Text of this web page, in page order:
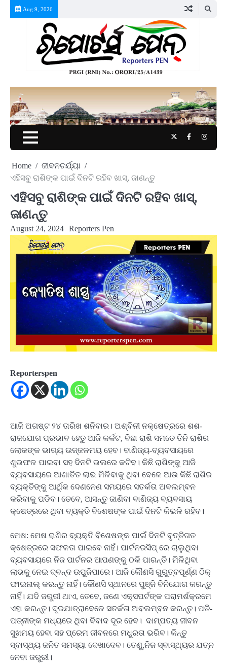
Aug 9, 2026
TwitterFacebook
Home
ଜୀବନଚର୍ଯ୍ୟା
ଏହିସବୁ ରାଶିଙ୍କ ପାଇଁ ଦିନଟି ରହିବ ଖାସ୍, ଜାଣନ୍ତୁ
ଏହିସବୁ ରାଶିଙ୍କ ପାଇଁ ଦିନଟି ରହିବ ଖାସ୍,
ଜାଣନ୍ତୁ
August 24, 2024 Reporters Pen
Reporterspen
ଆଜି ଅଗଷ୍ଟ ୨୪ ତାରିଖ ଶନିବାର। ଅଶ୍ବିନୀ ନକ୍ଷେତ୍ରରେ ଶଶ-
ରାଜଯୋଗ ପ୍ରଭାବ ହେତୁ ଆଜି କର୍କଟ, ବିଛା ରାଶି ସମତେ ତିନି ରାଶିର
ଲୋକଙ୍କ ଭାଗ୍ୟ ଉଜ୍ଜଳମୟ ହେବ। ବାଣିଜ୍ୟ-ବ୍ୟବସାୟରେ
ଶୁଭଫଳ ପାଇବା ସହ ଦିନଟି ଭଲରେ କଟିବ। କିଛି ରାଶିଙ୍କୁ ଆଜି
ବ୍ୟବସାୟରେ ଆଶାତିତ ଲାଭ ମିଳିବାକୁ ଥିବା ବେଳେ ଆଉ କିଛି ରାଶିର
ବ୍ୟକ୍ତିଙ୍କୁ ଆର୍ଥିକ ଦେଣନେଣ ସମୟରେ ସତର୍କତା ଅବଲମ୍ବନ
କରିବାକୁ ପଡିବ। ତେବେ, ଆସନ୍ତୁ ଜାଣିବା ବାଣିଜ୍ୟ ବ୍ୟବସାୟ
କ୍ଷେତ୍ରରେ ଥିବା ବ୍ୟକ୍ତି ବିଶେଷଙ୍କ ପାଇଁ ଦିନଟି କିଭଳି ରହିବ।
ମେଷ: ମେଷ ରାଶିର ବ୍ୟକ୍ତି ବିଶେଷଙ୍କ ପାଇଁ ଦିନଟି ବୃତ୍ତିଗତ
କ୍ଷେତ୍ରରେ ସଫଳତା ପାଇବେ ନାହିଁ। ପାର୍ଟନରସିପ୍ ରେ ଚାଲୁଥିବା
ବ୍ୟବସାୟରେ ନିଜ ପାର୍ଟନର ଆପଣଙ୍କୁ ଠକି ପାରନ୍ତି। ମିଳିଥିବା
ଲାଭକୁ ନେଇ ଦ୍ବନ୍ଦ ଉପୁଜିପାରେ। ଆଜି କୌଣସି ଗୁରୁତ୍ବପୂର୍ଣ୍ଣ ଠିକ୍
ଫାଇନାଲ୍ କରନ୍ତୁ ନାହିଁ। କୌଣସି ସ୍ଥାନରେ ପୁଞ୍ଜି ବିନିଯୋଗ କରନ୍ତୁ
ନାହିଁ। ଯଦି ଜରୁରୀ ଥାଏ, ତେବେ, ଜଣେ ଏକ୍ସପର୍ଟଙ୍କ ପରାମର୍ଶକ୍ରମେ
ଏହା କରନ୍ତୁ। ଦୂରଯାତ୍ରାବେଳେ ସତର୍କତା ଅବଲମ୍ବନ କରନ୍ତୁ। ପତି-
ପତ୍ନୀଙ୍କ ମଧ୍ୟରେ ଥିବା ବିବାଦ ଦୂର ହେବ। ଦାମ୍ପତ୍ୟ ଜୀବନ
ସୁଖମୟ ହେବା ସହ ପ୍ରେମ ଜୀବନରେ ମଧୁରତା ଭରିବ। କିନ୍ତୁ
ସ୍ବାସ୍ଥ୍ୟ ଜନିତ ସମସ୍ୟା ଦେଖାଦେବ। ତେଣୁ,ନିଜ ସ୍ବାସ୍ଥ୍ୟର ଯତ୍ନ
ନେବା ଜରୁରୀ।